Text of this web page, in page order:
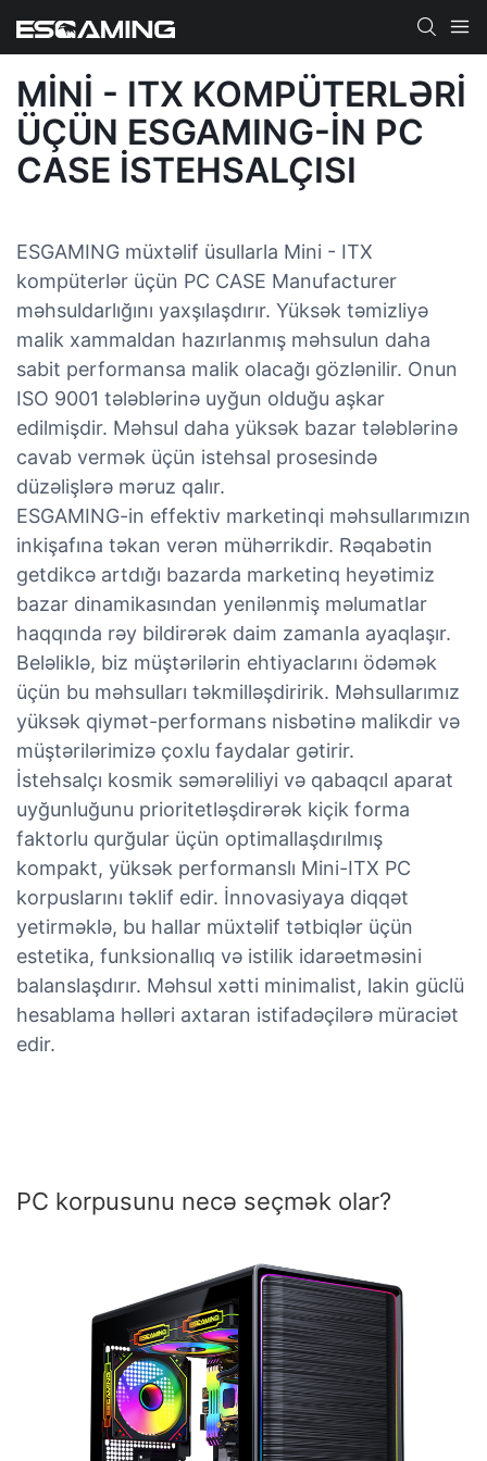
MINI - ITX KOMPÜTERLƏRI
ÜÇÜN ESGAMING-IN PC
CASE İSTEHSALÇISI
ESGAMING müxtəlif üsullarla Mini - ITX
kompüterlər üçün PC CASE Manufacturer
məhsuldarlığını yaxşılaşdırır. Yüksək təmizliyə
malik xammaldan hazırlanmış məhsulun daha
sabit performansa malik olacağı gözlənilir. Onun
ISO 9001 tələblərinə uyğun olduğu aşkar
edilmişdir. Məhsul daha yüksək bazar tələblərinə
cavab vermək üçün istehsal prosesində
düzəlişlərə məruz qalır.
ESGAMING-in effektiv marketinqi məhsullarımızın
inkişafına təkan verən mühərrikdir. Rəqabətin
getdikcə artdığı bazarda marketinq heyətimiz
bazar dinamikasından yenilənmiş məlumatlar
haqqında rəy bildirərək daim zamanla ayaqlaşır.
Beləliklə, biz müştərilərin ehtiyaclarını ödəmək
üçün bu məhsulları təkmilləşdiririk. Məhsullarımız
yüksək qiymət-performans nisbətinə malikdir və
müştərilərimizə çoxlu faydalar gətirir.
İstehsalçı kosmik səmərəliliyi və qabaqcıl aparat
uyğunluğunu prioritetləşdirərək kiçik forma
faktorlu qurğular üçün optimallaşdırılmış
kompakt, yüksək performanslı Mini-ITX PC
korpuslarını təklif edir. İnnovasiyaya diqqət
yetirməklə, bu hallar müxtəlif tətbiqlər üçün
estetika, funksionallıq və istilik idarəetməsini
balanslaşdırır. Məhsul xətti minimalist, lakin güclü
hesablama həlləri axtaran istifadəçilərə müraciət
edir.
PC korpusunu necə seçmək olar?